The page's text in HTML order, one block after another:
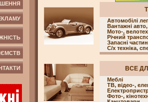
Автомобілі
Вантажні
Мото-,
Річний
Запасні
С/х техніка,
ВСЕ
Меблі
ТВ, відео-,
Фото-,